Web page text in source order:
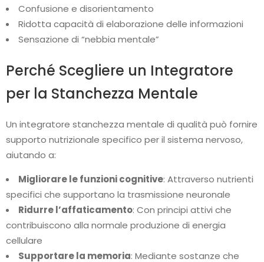
Confusione e disorientamento
Ridotta capacità di elaborazione delle informazioni
Sensazione di “nebbia mentale”
Perché Scegliere un Integratore
per la Stanchezza Mentale
Un integratore stanchezza mentale di qualità può fornire
supporto nutrizionale specifico per il sistema nervoso,
aiutando a:
Migliorare le funzioni cognitive: Attraverso nutrienti
specifici che supportano la trasmissione neuronale
Ridurre l’affaticamento: Con principi attivi che
contribuiscono alla normale produzione di energia
cellulare
Supportare la memoria: Mediante sostanze che